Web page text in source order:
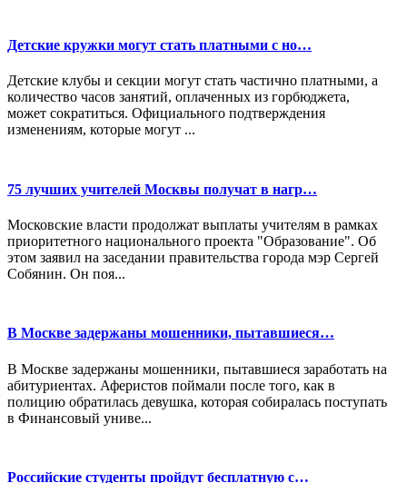
Детские кружки могут стать платными с но…
Детские клубы и секции могут стать частично платными, а
количество часов занятий, оплаченных из горбюджета,
может сократиться. Официального подтверждения
изменениям, которые могут ...
75 лучших учителей Москвы получат в нагр…
Московские власти продолжат выплаты учителям в рамках
приоритетного национального проекта "Образование". Об
этом заявил на заседании правительства города мэр Сергей
Собянин. Он поя...
В Москве задержаны мошенники, пытавшиеся…
В Москве задержаны мошенники, пытавшиеся заработать на
абитуриентах. Аферистов поймали после того, как в
полицию обратилась девушка, которая собиралась поступать
в Финансовый униве...
Российские студенты пройдут бесплатную с…